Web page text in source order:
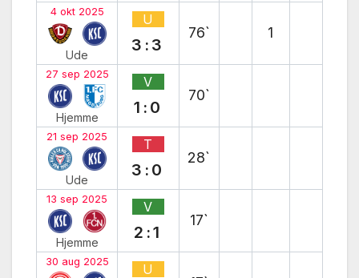
4 okt 2025
Ude
U
3:3
76` 1
27 sep 2025
Hjemme
V
1:0
70`
21 sep 2025
Ude
T
3:0
28`
13 sep 2025
Hjemme
V
2:1
17`
30 aug 2025 U